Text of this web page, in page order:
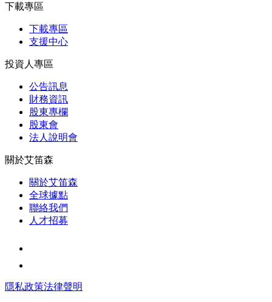
下載專區
下載專區
支援中心
投資人專區
公告訊息
財務資訊
股東專欄
股東會
法⼈說明會
關於艾笛森
關於艾笛森
全球據點
聯絡我們
人才招募
隱私政策法律聲明